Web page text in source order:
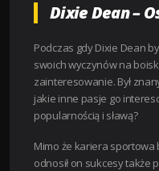
Dixie Dean –
Podczas gdy Dixie Dean
swoich wyczynów na
zainteresowanie. Był
jakie inne pasje go
popularnością i sławą?
Mimo że kariera sportowa
odnosił on sukcesy także